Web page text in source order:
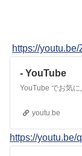
https://
- YouTube
youtu.be
https://youtu.be/